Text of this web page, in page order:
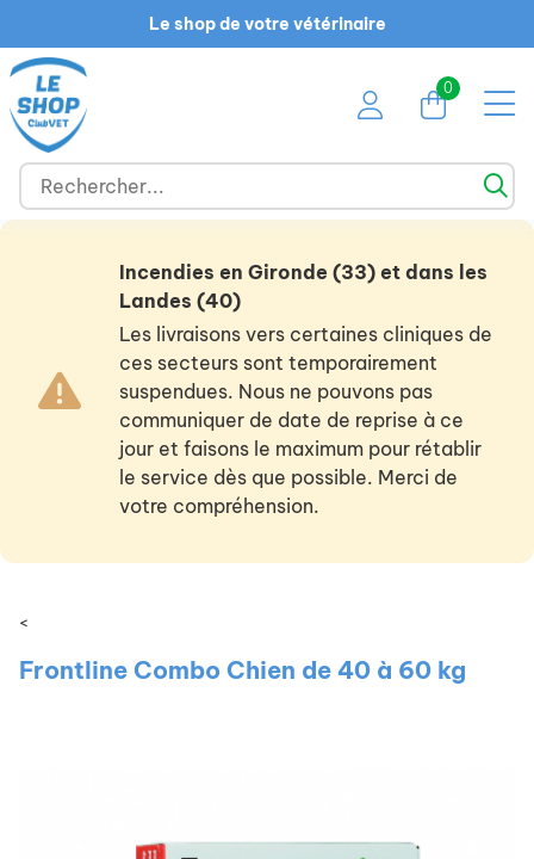
Le shop de votre vétérinaire
0
Incendies en Gironde (33) et dans les
Landes (40)
Les livraisons vers certaines cliniques de
ces secteurs sont temporairement
suspendues. Nous ne pouvons pas
communiquer de date de reprise à ce
jour et faisons le maximum pour rétablir
le service dès que possible. Merci de
votre compréhension.
<
Frontline Combo Chien de 40 à 60 kg